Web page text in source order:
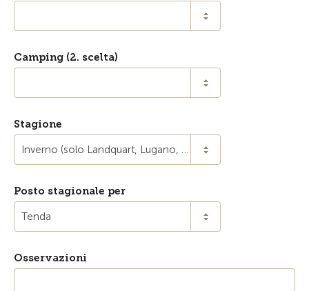
Camping (2. scelta)
Stagione
Inverno (solo Landquart, Lugano, Samedan, Scuol, Sion e Soletta)
Posto stagionale per
Tenda
Osservazioni